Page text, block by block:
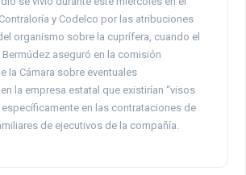
y Codelco por las atribuciones
organismo sobre la cuprífera, cuando el
aseguró en la comisión
la Cámara sobre eventuales
la empresa estatal que existirían “visos
específicamente en las contrataciones de
de ejecutivos de la compañía.